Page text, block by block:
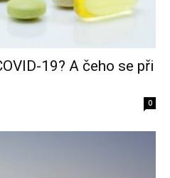
19? A čeho se při
0